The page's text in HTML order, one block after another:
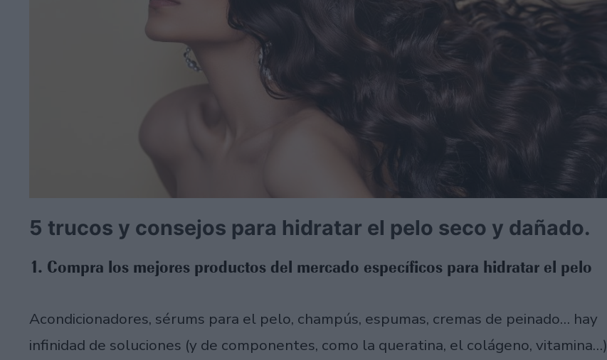
5 trucos y consejos para hidratar el pelo seco y dañado.
1. Compra los mejores productos del mercado específicos para hidratar el pelo
Acondicionadores, sérums para el pelo, champús, espumas, cremas de peinado… hay
infinidad de soluciones (y de componentes, como la queratina, el colágeno, vitamina…)